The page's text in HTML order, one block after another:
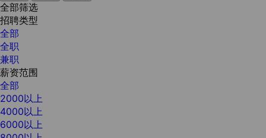
全部筛选
招聘类型
全部
全职
兼职
薪资范围
全部
2000以上
4000以上
6000以上